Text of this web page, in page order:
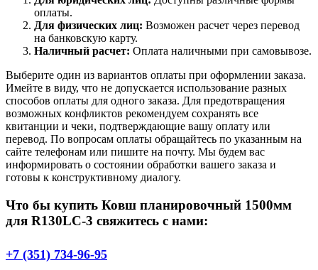
оплаты.
Для физических лиц: Возможен расчет через перевод
на банковскую карту.
Наличный расчет: Оплата наличными при самовывозе.
Выберите один из вариантов оплаты при оформлении заказа.
Имейте в виду, что не допускается использование разных
способов оплаты для одного заказа. Для предотвращения
возможных конфликтов рекомендуем сохранять все
квитанции и чеки, подтверждающие вашу оплату или
перевод. По вопросам оплаты обращайтесь по указанным на
сайте телефонам или пишите на почту. Мы будем вас
информировать о состоянии обработки вашего заказа и
готовы к конструктивному диалогу.
Что бы купить Ковш планировочный 1500мм
для R130LC-3 свяжитесь с нами:
+7 (351) 734-96-95